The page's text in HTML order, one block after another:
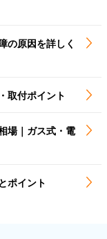
の原因を詳しく
取付ポイント
場｜ガス式・電
ポイント